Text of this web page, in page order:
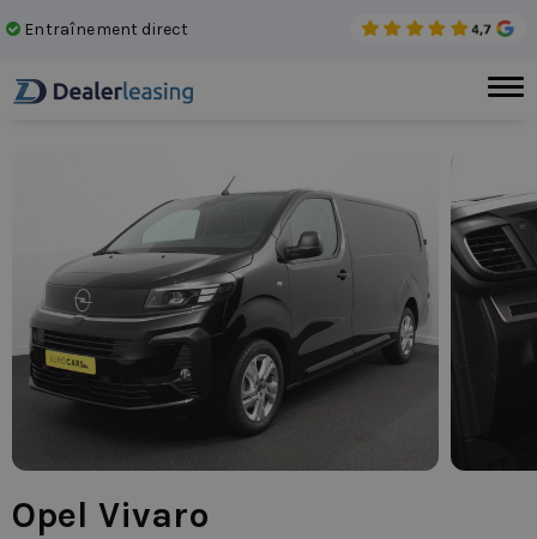
Entraînement direct
Opel Vivaro